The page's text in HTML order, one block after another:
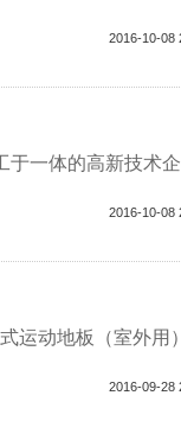
2016-10-08
于一体的高新技术企
2016-10-08
运动地板（室外用
2016-09-28